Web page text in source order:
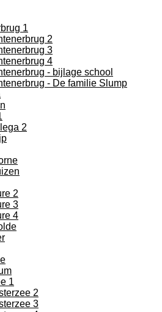
1
2
3
4
- bijlage school
- De familie Slump
2
2
3
4
1
2
3